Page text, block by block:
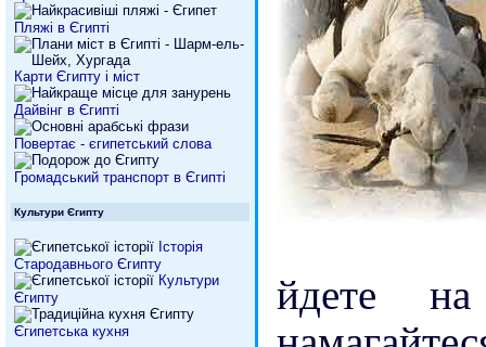
Пляжі в Єгипті
Карти Єгипту і міст
Дайвінг в Єгипті
Повертає - єгипетський слова
Громадський транспорт в Єгипті
Культури Єгипту
Історія
Стародавнього Єгипту
Культури
Єгипту
Єгипетська кухня
йдете